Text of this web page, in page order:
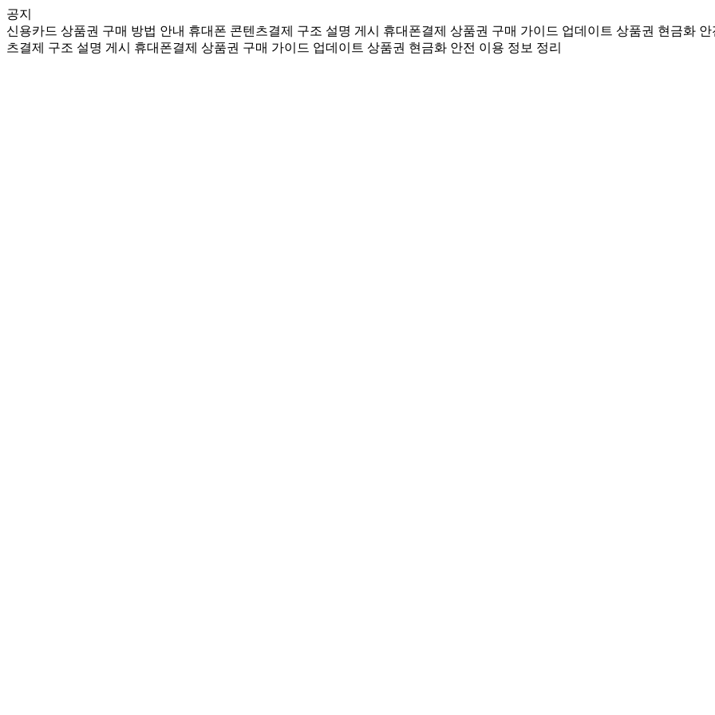
공지
신용카드 상품권 구매 방법 안내 휴대폰 콘텐츠결제 구조 설명 게시 휴대폰결제 상품권 구매 가이드 업데이트 상품권 현금화
츠결제 구조 설명 게시
휴대폰결제 상품권 구매 가이드 업데이트 상품권 현금화 안전 이용 정보 정리